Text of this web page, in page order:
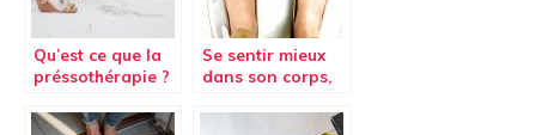
Qu’est ce que la
préssothérapie ?
Se sentir mieux
dans son corps,
franchir.